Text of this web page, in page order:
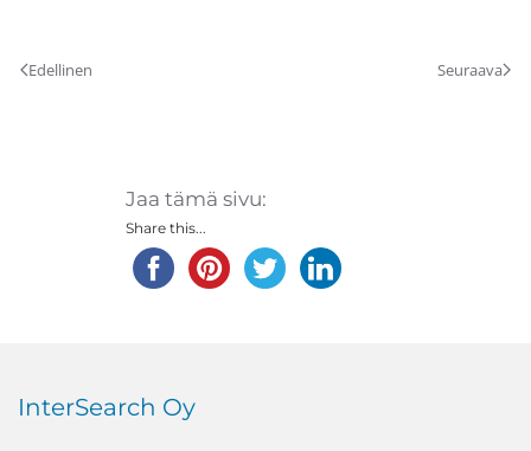
Edellinen Seuraava
Jaa tämä sivu:
Share this...
InterSearch Oy